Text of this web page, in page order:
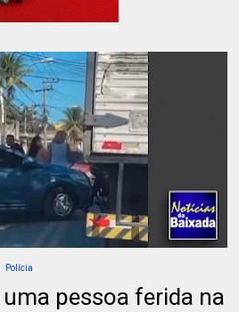
Polícia
pessoa ferida na